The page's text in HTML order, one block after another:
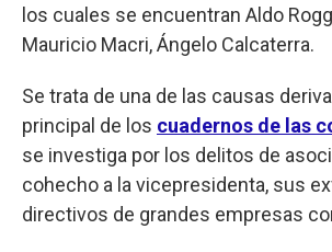
los cuales se encuentran Aldo
Mauricio Macri, Ángelo Calcaterra.
Se trata de una de las causas
principal de los cuadernos de las
se investiga por los delitos de
cohecho a la vicepresidenta, sus
directivos de grandes empresas